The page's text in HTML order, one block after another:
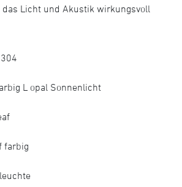
das Licht und Akustik wirkungsvoll
L opal Sonnenlicht
farbig